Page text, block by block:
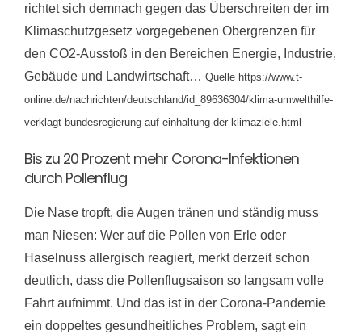
richtet sich demnach gegen das Überschreiten der im
Klimaschutzgesetz vorgegebenen Obergrenzen für
den CO2-Ausstoß in den Bereichen Energie, Industrie,
Gebäude und Landwirtschaft… Quelle https://www.t-
online.de/nachrichten/deutschland/id_89636304/klima-umwelthilfe-
verklagt-bundesregierung-auf-einhaltung-der-klimaziele.html
Bis zu 20 Prozent mehr Corona-Infektionen
durch Pollenflug
Die Nase tropft, die Augen tränen und ständig muss
man Niesen: Wer auf die Pollen von Erle oder
Haselnuss allergisch reagiert, merkt derzeit schon
deutlich, dass die Pollenflugsaison so langsam volle
Fahrt aufnimmt. Und das ist in der Corona-Pandemie
ein doppeltes gesundheitliches Problem, sagt ein